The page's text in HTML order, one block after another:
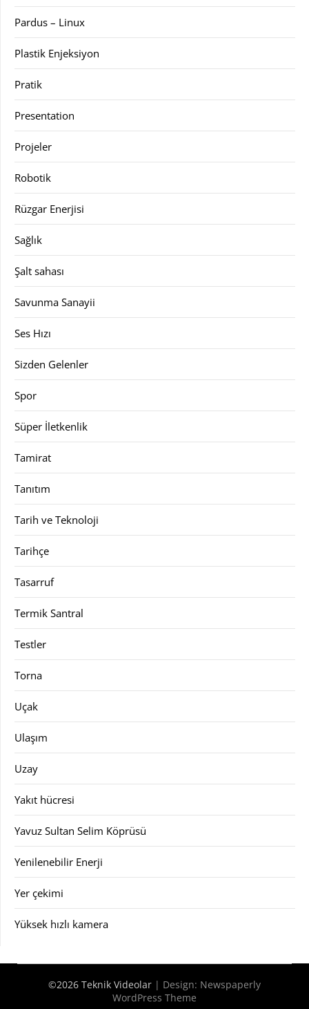
Pardus – Linux
Plastik Enjeksiyon
Pratik
Presentation
Projeler
Robotik
Rüzgar Enerjisi
Sağlık
Şalt sahası
Savunma Sanayii
Ses Hızı
Sizden Gelenler
Spor
Süper İletkenlik
Tamirat
Tanıtım
Tarih ve Teknoloji
Tarihçe
Tasarruf
Termik Santral
Testler
Torna
Uçak
Ulaşım
Uzay
Yakıt hücresi
Yavuz Sultan Selim Köprüsü
Yenilenebilir Enerji
Yer çekimi
Yüksek hızlı kamera
©2026 Teknik Videolar | Design: Newspaperly
WordPress Theme